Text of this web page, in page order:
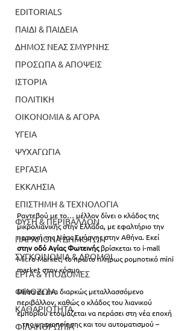
EDITORIALS
ΠΑΙΔΙ & ΠΑΙΔΕΙΑ
ΔΗΜΟΣ ΝΕΑΣ ΣΜΥΡΝΗΣ
ΠΡΟΣΩΠΑ & ΑΠΟΨΕΙΣ
ΙΣΤΟΡΙΑ
ΠΟΛΙΤΙΚΗ
ΟΙΚΟΝΟΜΙΑ & ΑΓΟΡΑ
ΥΓΕΙΑ
ΨΥΧΑΓΩΓΙΑ
ΕΡΓΑΣΙΑ
ΕΚΚΛΗΣΙΑ
ΕΠΙΣΤΗΜΗ & ΤΕΧΝΟΛΟΓΙΑ
ΦΥΣΗ & ΠΕΡΙΒΑΛΛΟΝ
ΠΑΡΑΠΟΝΑ ΔΗΜΟΤΩΝ
ΣΥΓΚΟΙΝΩΝΙΑ & ΔΡΟΜΟΙ
ΕΡΓΑ & ΥΠΟΔΟΜΕΣ
ΦΙΛΟΖΩΙΑ
ΚΑΘΑΡΙΟΤΗΤΑ
ΦΙΛΑΝΘΡΩΠΙΑ
Ραντεβού με το… μέλλον δίνει ο κλάδος της
μικρολιανικής στην Ελλάδα, με εφαλτήριο την
περιοχή της Νέας Σμύρνης στην Αθήνα. Εκεί
στην οδό Αγίας Φωτεινής βρίσκεται το i-mall
Micro Market, το πρώτο πλήρως ρομποτικό mini
market στον κόσμο.
Μέσα σε ένα διαρκώς μεταλλασσόμενο
περιβάλλον, καθώς ο κλάδος του λιανικού
εμπορίου ετοιμάζεται να περάσει στη νέα εποχή
– της ψηφιοποίησης και του αυτοματισμού –